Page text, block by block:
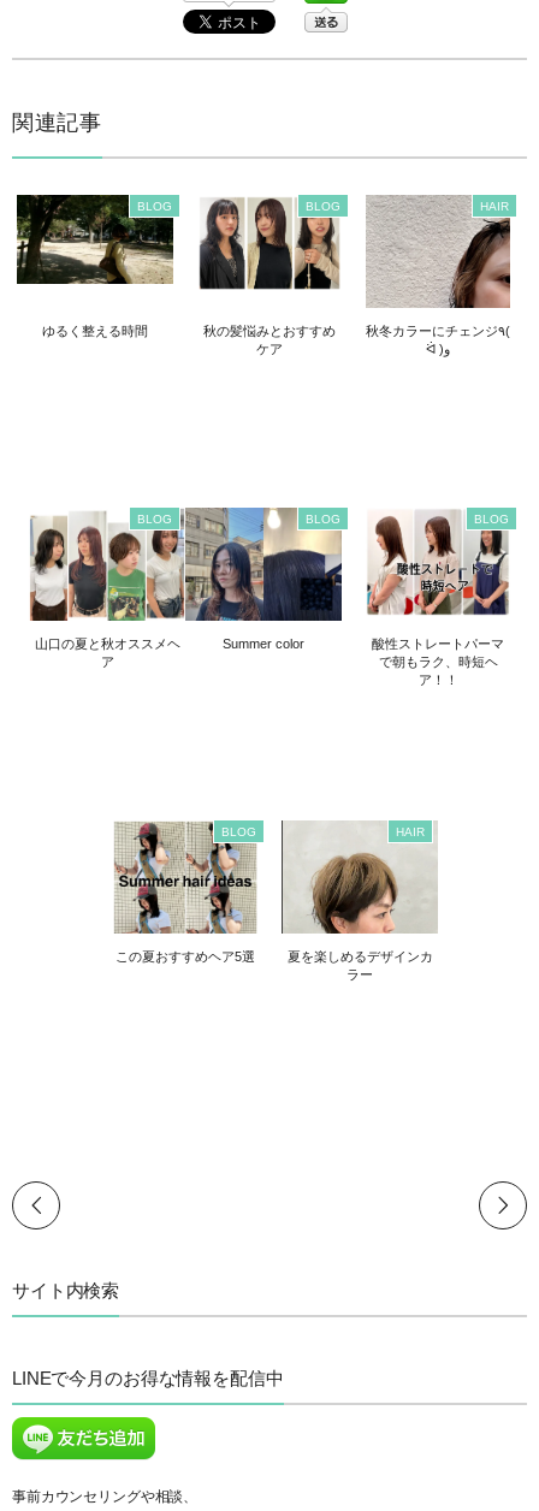
関連記事
BLOG
ゆるく整える時間
BLOG
秋の髪悩みとおすすめ
ケア
HAIR
秋冬カラーにチェンジ٩(
ᐛ )و
BLOG
山口の夏と秋オススメヘ
ア
BLOG
Summer color
BLOG
酸性ストレートパーマ
で朝もラク、時短ヘ
ア！！
BLOG
この夏おすすめヘア5選
HAIR
夏を楽しめるデザインカ
ラー
サイト内検索
LINEで今月のお得な情報を配信中
事前カウンセリングや相談、